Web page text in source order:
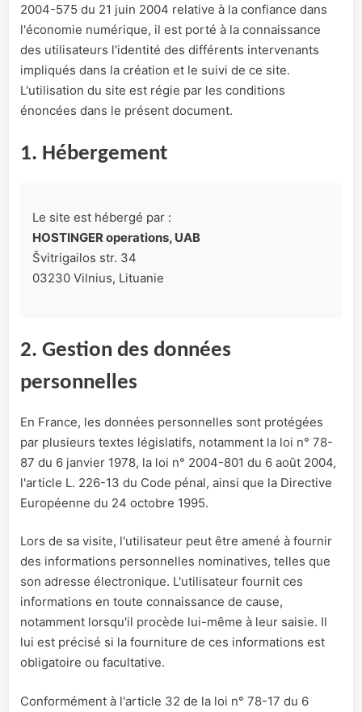
2004-575 du 21 juin 2004 relative à la confiance dans
l'économie numérique, il est porté à la connaissance
des utilisateurs l'identité des différents intervenants
impliqués dans la création et le suivi de ce site.
L'utilisation du site est régie par les conditions
énoncées dans le présent document.
1. Hébergement
Le site est hébergé par :
HOSTINGER operations, UAB
Švitrigailos str. 34
03230 Vilnius, Lituanie
2. Gestion des données
personnelles
En France, les données personnelles sont protégées
par plusieurs textes législatifs, notamment la loi n° 78-
87 du 6 janvier 1978, la loi n° 2004-801 du 6 août 2004,
l'article L. 226-13 du Code pénal, ainsi que la Directive
Européenne du 24 octobre 1995.
Lors de sa visite, l'utilisateur peut être amené à fournir
des informations personnelles nominatives, telles que
son adresse électronique. L'utilisateur fournit ces
informations en toute connaissance de cause,
notamment lorsqu'il procède lui-même à leur saisie. Il
lui est précisé si la fourniture de ces informations est
obligatoire ou facultative.
Conformément à l'article 32 de la loi n° 78-17 du 6